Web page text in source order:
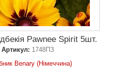
Pawnee Spirit 5шт.
Артикул: 1748ПЗ
Benary (Німеччина)